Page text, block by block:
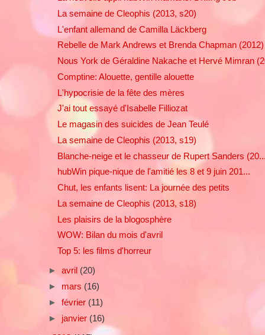
La semaine de Cleophis (2013, s20)
L'enfant allemand de Camilla Läckberg
Rebelle de Mark Andrews et Brenda Chapman (2012)
Nous York de Géraldine Nakache et Hervé Mimran
Comptine: Alouette, gentille alouette
L'hypocrisie de la fête des mères
J'ai tout essayé d'Isabelle Filliozat
Le magasin des suicides de Jean Teulé
La semaine de Cleophis (2013, s19)
Blanche-neige et le chasseur de Rupert Sanders
hubWin pique-nique de l'amitié les 8 et 9 juin 201...
Chut, les enfants lisent: La journée des petits
La semaine de Cleophis (2013, s18)
Les plaisirs de la blogosphère
WOW: Bilan du mois d'avril
Top 5: les films d'horreur
► avril (20)
► mars (16)
► février (11)
► janvier (16)